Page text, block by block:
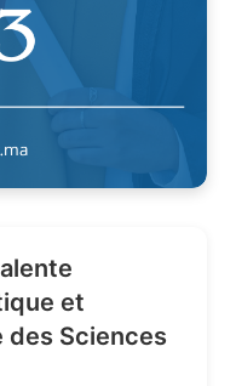
et
des Sciences